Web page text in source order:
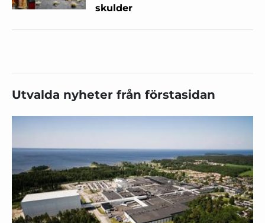
skulder
Utvalda nyheter från förstasidan